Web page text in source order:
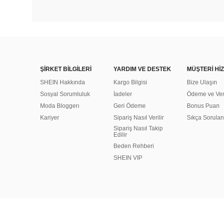
ŞİRKET BİLGİLERİ
SHEIN Hakkında
Sosyal Sorumluluk
Moda Bloggerı
Kariyer
YARDIM VE DESTEK
Kargo Bilgisi
İadeler
Geri Ödeme
Sipariş Nasıl Verilir
Sipariş Nasıl Takip
Edilir
Beden Rehberi
SHEIN VIP
MÜŞTERİ
Bize Ulaşın
Ödeme ve
Bonus Puan
Sıkça